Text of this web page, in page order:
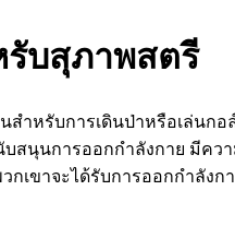
รับสุภาพสตรี
ำหรับการเดินป่าหรือเล่นก
สนุนการออกกำลังกาย มี
เขาจะได้รับการออกกำลัง